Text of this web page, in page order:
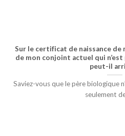
Sur le certificat de naissance de
de mon conjoint actuel qui
peut-il
Saviez-vous que le père biologique
seulement